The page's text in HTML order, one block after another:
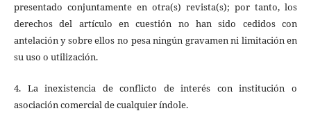
presentado conjuntamente en otra(s) revista(s); por tanto, los
derechos del artículo en cuestión no han sido cedidos con
antelación y sobre ellos no pesa ningún gravamen ni limitación en
su uso o utilización.
4. La inexistencia de conflicto de interés con institución o
asociación comercial de cualquier índole.